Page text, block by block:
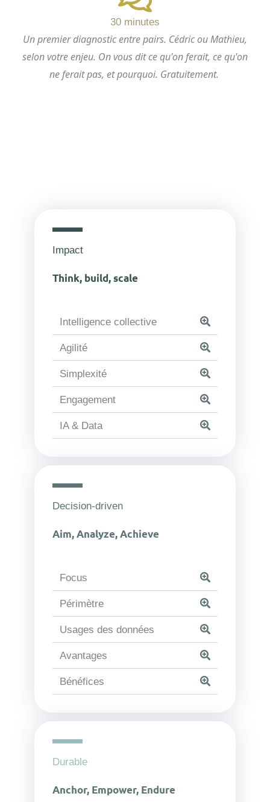
d
n
a
p
p
30 minutes
Un premier diagnostic entre pairs. Cédric ou Mathieu,
selon votre enjeu. On vous dit ce qu'on ferait, ce qu'on
ne ferait pas, et pourquoi. Gratuitement.
Impact
Think, build, scale
Intelligence collective
Agilité
Simplexité
Engagement
IA & Data
Decision-driven
Aim, Analyze, Achieve
Focus
Périmètre
Usages des données
Avantages
Bénéfices
Durable
Anchor, Empower, Endure